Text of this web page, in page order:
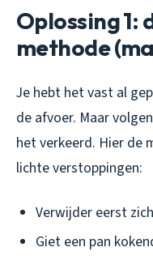
Oplossing 1:
methode
Je hebt het vast al
de afvoer. Maar
het verkeerd. Hier de
lichte verstoppingen:
Verwijder eerst
Giet een pan